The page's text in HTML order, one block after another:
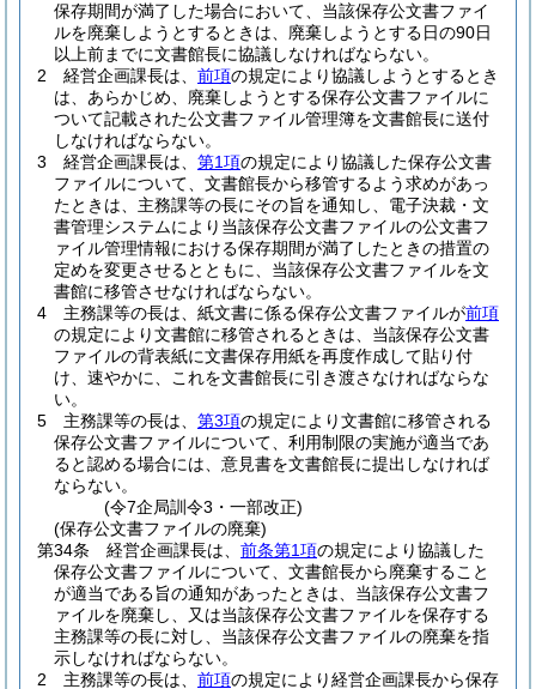
保存期間が満了した場合において、当該保存公文書ファイ
ルを廃棄しようとするときは、廃棄しようとする日の90日
以上前までに文書館長に協議しなければならない。
2
経営企画課長は、 前項の規定により協議しようとするとき
は、あらかじめ、廃棄しようとする保存公文書ファイルに
ついて記載された公文書ファイル管理簿を文書館長に送付
しなければならない。
3
経営企画課長は、 第1項の規定により協議した保存公文書
ファイルについて、文書館長から移管するよう求めがあっ
たときは、主務課等の長にその旨を通知し、電子決裁・文
書管理システムにより当該保存公文書ファイルの公文書フ
ァイル管理情報における保存期間が満了したときの措置の
定めを変更させるとともに、当該保存公文書ファイルを文
書館に移管させなければならない。
4
主務課等の長は、紙文書に係る保存公文書ファイルが前項
の規定により文書館に移管されるときは、当該保存公文書
ファイルの背表紙に文書保存用紙を再度作成して貼り付
け、速やかに、これを文書館長に引き渡さなければならな
い。
5
主務課等の長は、 第3項の規定により文書館に移管される
保存公文書ファイルについて、利用制限の実施が適当であ
ると認める場合には、意見書を文書館長に提出しなければ
ならない。
(令7企局訓令3・一部改正)
(保存公文書ファイルの廃棄)
第34条
経営企画課長は、 前条第1項の規定により協議した
保存公文書ファイルについて、文書館長から廃棄すること
が適当である旨の通知があったときは、当該保存公文書フ
ァイルを廃棄し、又は当該保存公文書ファイルを保存する
主務課等の長に対し、当該保存公文書ファイルの廃棄を指
示しなければならない。
2
主務課等の長は、 前項の規定により経営企画課長から保存